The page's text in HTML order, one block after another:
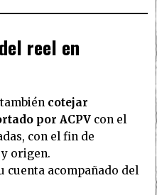
reel en
cotejar
por ACPV con el
con el fin de
origen.
cuenta acompañado del